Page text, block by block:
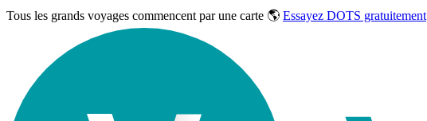
Tous les grands voyages commencent par une carte 🌎 Essayez DOTS gratuitement